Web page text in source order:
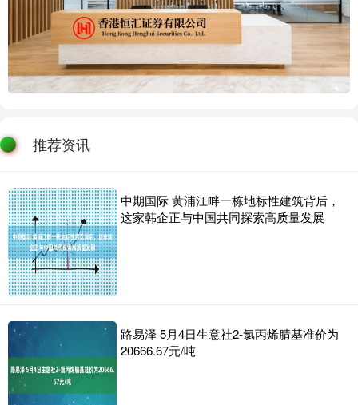
推荐资讯
中期国际 黄浦江畔一栋地标性建筑背后，
这家韩企正与中国共同探索高质量发展
路易泽 5月4日生意社2-氯丙烯腈基准价为
20666.67元/吨